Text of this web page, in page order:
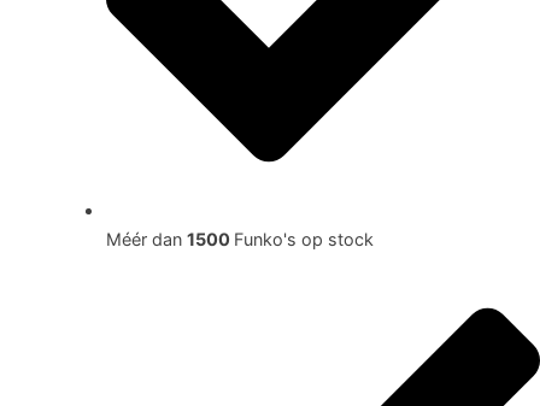
Méér dan 1500 Funko's op stock